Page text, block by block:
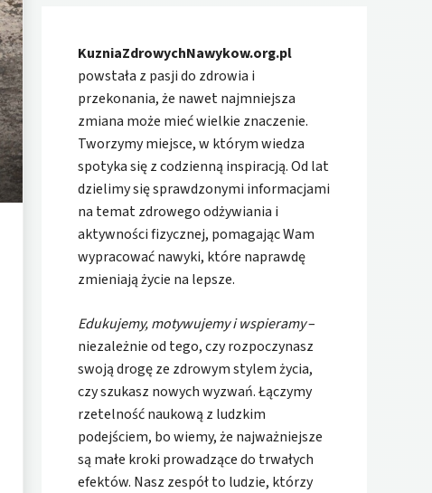
KuzniaZdrowychNawykow.org.pl
powstała z pasji do zdrowia i
przekonania, że nawet najmniejsza
zmiana może mieć wielkie znaczenie.
Tworzymy miejsce, w którym wiedza
spotyka się z codzienną inspiracją. Od lat
dzielimy się sprawdzonymi informacjami
na temat zdrowego odżywiania i
aktywności fizycznej, pomagając Wam
wypracować nawyki, które naprawdę
zmieniają życie na lepsze.
Edukujemy, motywujemy i wspieramy–
niezależnie od tego, czy rozpoczynasz
swoją drogę ze zdrowym stylem życia,
czy szukasz nowych wyzwań. Łączymy
rzetelność naukową z ludzkim
podejściem, bo wiemy, że najważniejsze
są małe kroki prowadzące do trwałych
efektów. Nasz zespół to ludzie, którzy